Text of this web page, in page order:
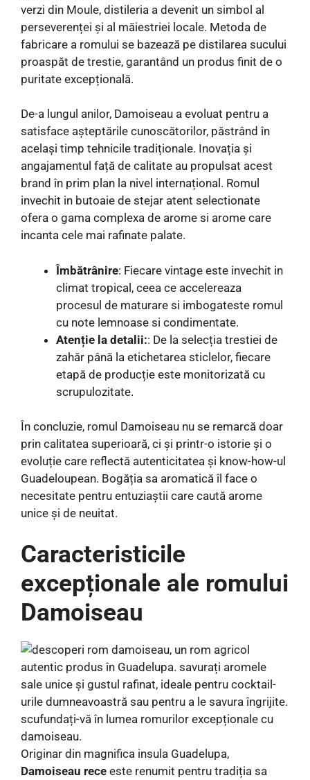
verzi din Moule, distileria a devenit un simbol al
perseverenței și al măiestriei locale. Metoda de
fabricare a romului se bazează pe distilarea sucului
proaspăt de trestie, garantând un produs finit de o
puritate excepțională.
De-a lungul anilor, Damoiseau a evoluat pentru a
satisface așteptările cunoscătorilor, păstrând în
același timp tehnicile tradiționale. Inovația și
angajamentul față de calitate au propulsat acest
brand în prim plan la nivel internațional. Romul
invechit in butoaie de stejar atent selectionate
ofera o gama complexa de arome si arome care
incanta cele mai rafinate palate.
Îmbătrânire: Fiecare vintage este invechit in
climat tropical, ceea ce accelereaza
procesul de maturare si imbogateste romul
cu note lemnoase si condimentate.
Atenție la detalii:: De la selecția trestiei de
zahăr până la etichetarea sticlelor, fiecare
etapă de producție este monitorizată cu
scrupulozitate.
În concluzie, romul Damoiseau nu se remarcă doar
prin calitatea superioară, ci și printr-o istorie și o
evoluție care reflectă autenticitatea și know-how-ul
Guadeloupean. Bogăția sa aromatică îl face o
necesitate pentru entuziaștii care caută arome
unice și de neuitat.
Caracteristicile
excepționale ale romului
Damoiseau
Originar din magnifica insula Guadelupa,
Damoiseau rece este renumit pentru tradiția sa